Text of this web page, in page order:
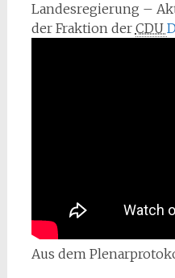
Landesregierung –
der Fraktion der CDU
Aus dem